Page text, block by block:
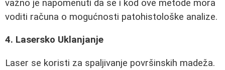
važno je napomenuti da se i kod ove metode mora
voditi računa o mogućnosti patohistološke analize.
4. Lasersko Uklanjanje
Laser se koristi za spaljivanje površinskih madeža.